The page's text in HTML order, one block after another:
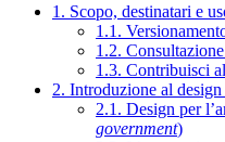
1. Scopo, destinatari e
1.1.
1.2.
1.3. Contribuisci
2. Introduzione al
2.1. Design per
government)